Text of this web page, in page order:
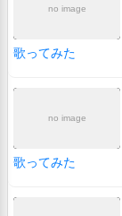
no image
歌ってみた
no image
歌ってみた